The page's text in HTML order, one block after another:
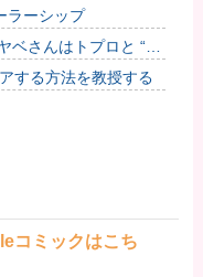
ラーシップ
さんはトプロと “1”
する方法を教授する
コミックはこち